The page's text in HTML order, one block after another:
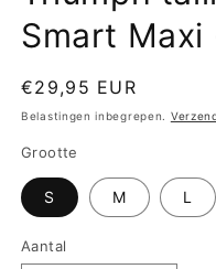
Smart
Normale
prijs
€29,95 EUR
Belastingen inbegrepen.
Grootte
S M L
Aantal